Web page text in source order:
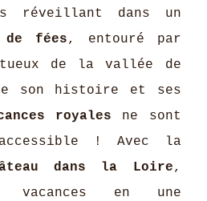
réveillant dans un
de fées, entouré par
de la vallée de
son histoire et ses
royales ne sont
! Avec la
dans la Loire,
vacances en une